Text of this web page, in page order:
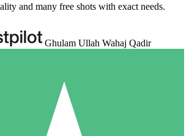
and many free shots with exact needs.
Ghulam Ullah Wahaj Qadir